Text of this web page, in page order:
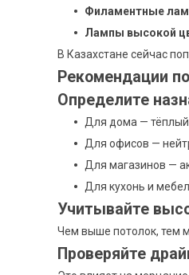
Филаментные
Лампы высокой
В Казахстане сейчас
Рекомендации
Определите
Для дома — тёплый
Для офисов —
Для магазинов —
Для кухонь и
Учитывайте
Чем выше потолок, тем
Проверяйте